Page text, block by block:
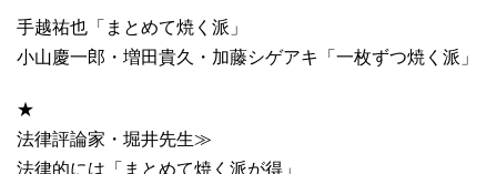
手越祐也「まとめて焼く派」
小山慶一郎・増田貴久・加藤シゲアキ「一枚ずつ焼く派」
★
法律評論家・堀井先生≫
法律的には「まとめて焼く派が得」